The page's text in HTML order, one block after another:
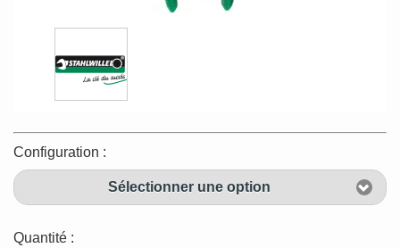
Configuration :
Sélectionner une option
Quantité :